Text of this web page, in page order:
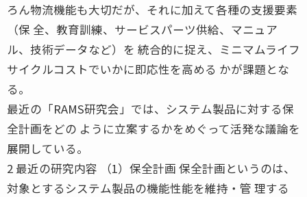
ろん物流機能も大切だが、それに加えて各種の支援要素
（保 全、教育訓練、サービスパーツ供給、マニュア
ル、技術データなど）を 統合的に捉え、ミニマムライフ
サイクルコストでいかに即応性を高める かが課題とな
る。
最近の「RAMS研究会」では、システム製品に対する保
全計画をどの ように立案するかをめぐって活発な議論を
展開している。
2 最近の研究内容 （1）保全計画 保全計画というのは、
対象とするシステム製品の機能性能を維持・管 理する